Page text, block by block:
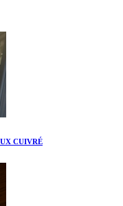
CUIVRÉ